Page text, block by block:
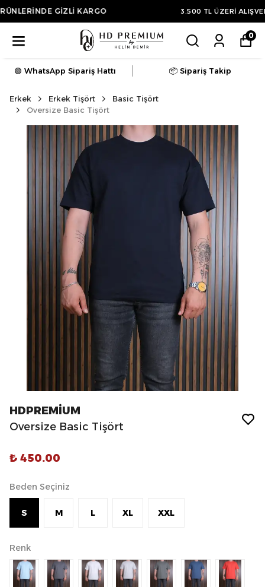
3.500 TL ÜZERİ ALIŞVERİŞLERDE KARGO ÜCRETSİZ
0
🟢 WhatsApp Sipariş Hattı 📦 Sipariş Takip
Erkek Erkek Tişört
Basic Tişört
Oversize Basic Tişört
HDPREMİUM
Oversize Basic Tişört
₺ 450.00
Beden Seçiniz
S M L XL XXL
Renk